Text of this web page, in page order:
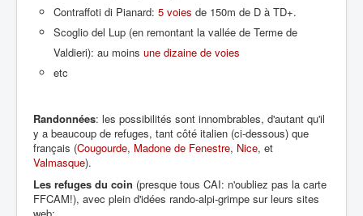
Contraffoti di Pianard: 5 voies de 150m de D à TD+.
Scoglio del Lup (en remontant la vallée de Terme de
Valdieri): au moins une dizaine de voies
etc
Randonnées: les possibilités sont innombrables, d'autant qu'il
y a beaucoup de refuges, tant côté italien (ci-dessous) que
français (Cougourde, Madone de Fenestre, Nice, et
Valmasque).
Les refuges du coin (presque tous CAI: n'oubliez pas la carte
FFCAM!), avec plein d'idées rando-alpi-grimpe sur leurs sites
web: